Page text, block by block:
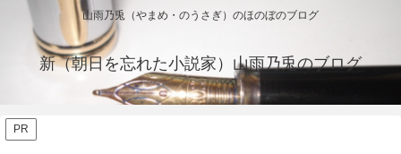
山雨乃兎（やまめ・のうさぎ）のほのぼのブログ
新（朝日を忘れた小説家）山雨乃兎のブログ
PR